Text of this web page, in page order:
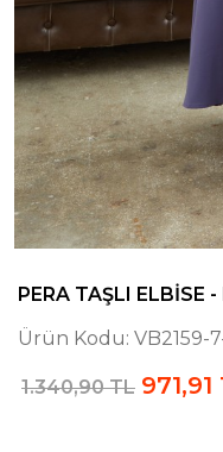
PERA TAŞLI ELBISE
Ürün Kodu: VB2159-
1.340,90 TL 971,91